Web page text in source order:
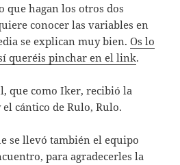
que hagan los otros dos
conocer las variables en
se explican muy bien.Os lo
queréis pinchar en el link.
que como Iker, recibió la
cántico de Rulo, Rulo.
se llevó también el equipo
para agradecerles la